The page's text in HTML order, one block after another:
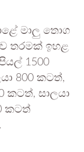
මාලු තොග
තරමක් ඉහළ
1500
800 කටත්,
කටත්, සාලයා
කටත්